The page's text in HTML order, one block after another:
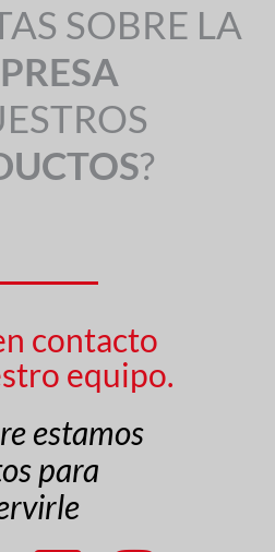
SOBRE LA
?
contacto
equipo.
estamos
para